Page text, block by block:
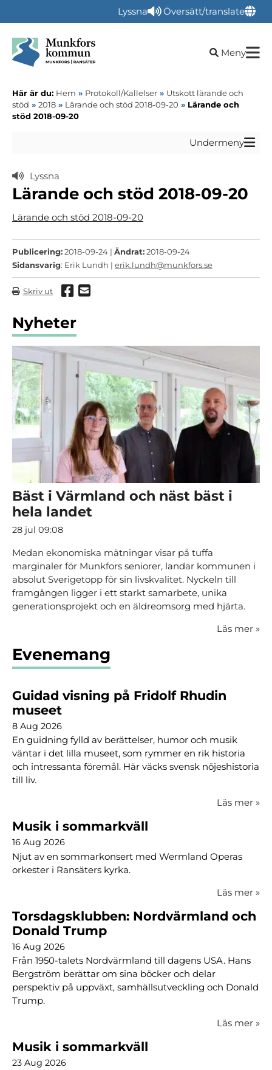
Lyssna Översätt/translate
Öppna
Meny
Här är du: Hem » Protokoll/Kallelser » Utskott lärande och
stöd » 2018 » Lärande och stöd 2018-09-20 » Lärande och
stöd 2018-09-20
Undermeny
Lyssna
Lärande och stöd 2018-09-20
Lärande och stöd 2018-09-20
Publicering:2018-09-24 | Ändrat:2018-09-24
Sidansvarig: Erik Lundh | erik.lundh@munkfors.se
Skriv ut Dela via Facebook
Dela via mail
Nyheter
Bäst i Värmland och näst bäst i
hela landet
28 jul 09:08
Medan ekonomiska mätningar visar på tuffa
marginaler för Munkfors seniorer, landar kommunen i
absolut Sverigetopp för sin livskvalitet. Nyckeln till
framgången ligger i ett starkt samarbete, unika
generationsprojekt och en äldreomsorg med hjärta.
Läs mer »
Evenemang
Guidad visning på Fridolf Rhudin
museet
8 Aug 2026
En guidning fylld av berättelser, humor och musik
väntar i det lilla museet, som rymmer en rik historia
och intressanta föremål. Här väcks svensk nöjeshistoria
till liv.
Läs mer »
Musik i sommarkväll
16 Aug 2026
Njut av en sommarkonsert med Wermland Operas
orkester i Ransäters kyrka.
Läs mer »
Torsdagsklubben: Nordvärmland och
Donald Trump
16 Aug 2026
Från 1950-talets Nordvärmland till dagens USA. Hans
Bergström berättar om sina böcker och delar
perspektiv på uppväxt, samhällsutveckling och Donald
Trump.
Läs mer »
Musik i sommarkväll
23 Aug 2026